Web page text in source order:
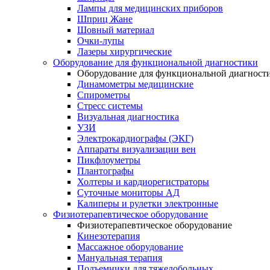
Лампы для медицинских приборов
Шприц Жане
Шовный материал
Очки-лупы
Лазеры хирургические
Оборудование для функциональной диагностики
Оборудование для функциональной
Динамометры медицинские
Спирометры
Стресс системы
Визуальная диагностика
УЗИ
Электрокардиографы (ЭКГ)
Аппараты визуализации вен
Пикфлоуметры
Плантографы
Холтеры и кардиорегистраторы
Суточные мониторы АД
Калиперы и рулетки электронные
Физиотерапевтическое оборудование
Физиотерапевтическое оборудование
Кинезотерапия
Массажное оборудование
Мануальная терапия